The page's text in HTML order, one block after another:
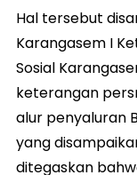
Hal tersebut
Karangasem I
Sosial
keterangan
alur penyaluran
yang
ditegaskan